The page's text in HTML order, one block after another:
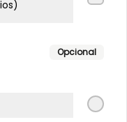
Opcional